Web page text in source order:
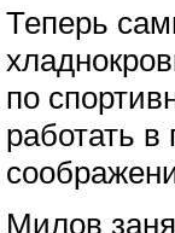
Теперь
по
работать
Милов